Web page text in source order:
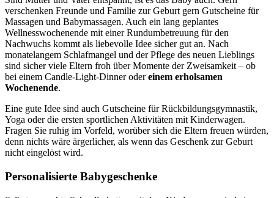
verschenken Freunde und Familie zur Geburt gern Gutscheine für
Massagen und Babymassagen. Auch ein lang geplantes
Wellnesswochenende mit einer Rundumbetreuung für den
Nachwuchs kommt als liebevolle Idee sicher gut an. Nach
monatelangem Schlafmangel und der Pflege des neuen Lieblings
sind sicher viele Eltern froh über Momente der Zweisamkeit – ob
bei einem Candle-Light-Dinner odereinem erholsamen
Wochenende.
Eine gute Idee sind auch Gutscheine für Rückbildungsgymnastik,
Yoga oder die ersten sportlichen Aktivitäten mit Kinderwagen.
Fragen Sie ruhig im Vorfeld, worüber sich die Eltern freuen würden,
denn nichts wäre ärgerlicher, als wenn das Geschenk zur Geburt
nicht eingelöst wird.
Personalisierte Babygeschenke